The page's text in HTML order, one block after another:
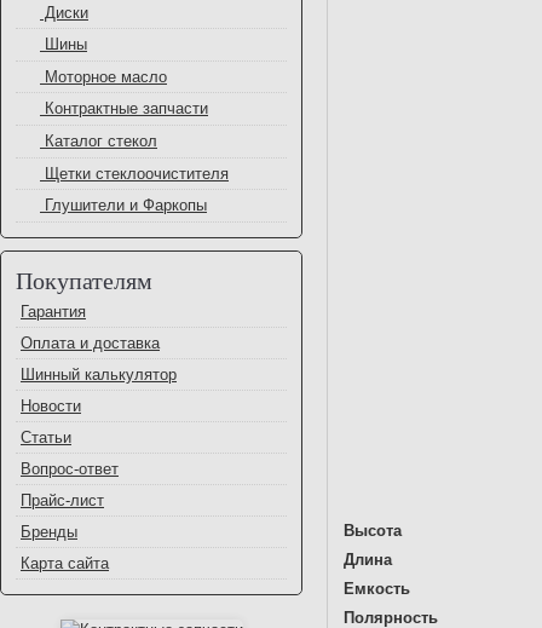
Диски
Шины
Моторное масло
Контрактные запчасти
Каталог стекол
Щетки стеклоочистителя
Глушители и Фаркопы
Покупателям
Гарантия
Оплата и доставка
Шинный калькулятор
Новости
Статьи
Вопрос-ответ
Прайс-лист
Бренды
Карта сайта
Высота
Длина
Емкость
Полярность